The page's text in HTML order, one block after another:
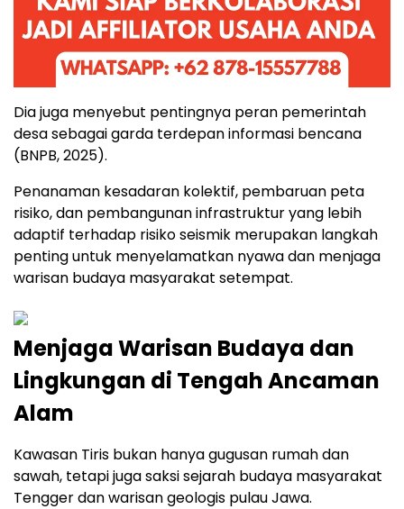
Dia juga menyebut pentingnya peran pemerintah
desa sebagai garda terdepan informasi bencana
(BNPB, 2025).
Penanaman kesadaran kolektif, pembaruan peta
risiko, dan pembangunan infrastruktur yang lebih
adaptif terhadap risiko seismik merupakan langkah
penting untuk menyelamatkan nyawa dan menjaga
warisan budaya masyarakat setempat.
Menjaga Warisan Budaya dan
Lingkungan di Tengah Ancaman
Alam
Kawasan Tiris bukan hanya gugusan rumah dan
sawah, tetapi juga saksi sejarah budaya masyarakat
Tengger dan warisan geologis pulau Jawa.